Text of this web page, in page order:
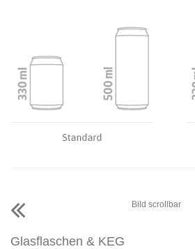
Bild scrollbar
Glasflaschen & KEG